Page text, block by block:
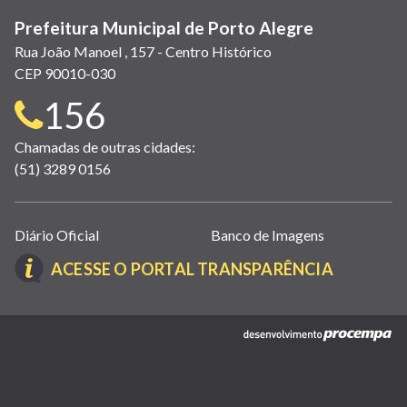
Prefeitura Municipal de Porto Alegre
Rua João Manoel , 157 - Centro Histórico
CEP 90010-030
Telefone
para
contato:
156
Chamadas de outras cidades:
(51) 3289 0156
Links
úteis
(abrem
nova
Diário Oficial Banco de Imagens
ACESSE O PORTAL TRANSPARÊNCIA(LINK
EM
NOVA